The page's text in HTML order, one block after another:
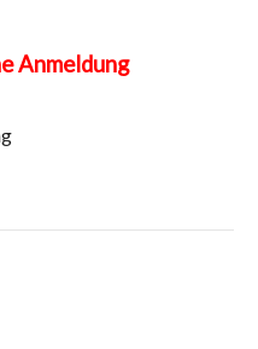
Anmeldung